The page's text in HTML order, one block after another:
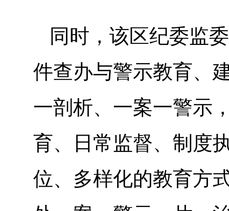
同时，该区纪委监
件查办与警示教育、
一剖析、一案一警示
育、日常监督、制度
位、多样化的教育方